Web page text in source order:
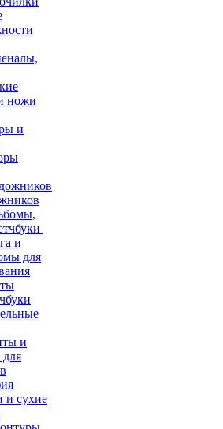
ножи
и
и
для
и
и сухие